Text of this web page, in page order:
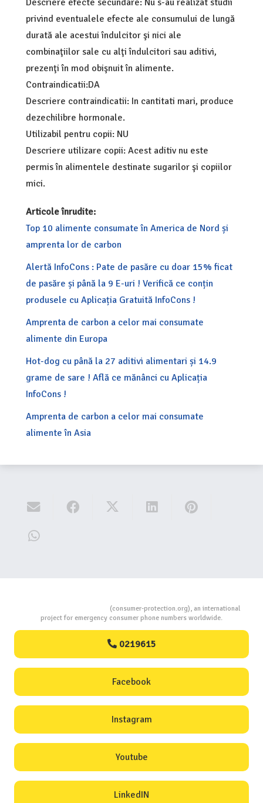
Descriere efecte secundare: Nu s-au realizat studii
privind eventualele efecte ale consumului de lungă
durată ale acestui îndulcitor şi nici ale
combinaţiilor sale cu alţi îndulcitori sau aditivi,
prezenţi în mod obişnuit în alimente.
Contraindicatii:DA
Descriere contraindicatii: In cantitati mari, produce
dezechilibre hormonale.
Utilizabil pentru copii: NU
Descriere utilizare copii: Acest aditiv nu este
permis în alimentele destinate sugarilor şi copiilor
mici.
Articole înrudite:
Top 10 alimente consumate în America de Nord și
amprenta lor de carbon
Alertă InfoCons : Pate de pasăre cu doar 15% ficat
de pasăre și până la 9 E-uri ! Verifică ce conțin
produsele cu Aplicația Gratuită InfoCons !
Amprenta de carbon a celor mai consumate
alimente din Europa
Hot-dog cu până la 27 aditivi alimentari și 14.9
grame de sare ! Află ce mănânci cu Aplicația
InfoCons !
Amprenta de carbon a celor mai consumate
alimente în Asia
(consumer-protection.org), an international
project for emergency consumer phone numbers worldwide.
0219615
Facebook
Instagram
Youtube
LinkedIN